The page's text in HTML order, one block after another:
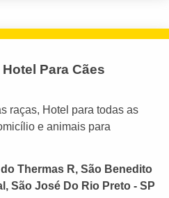
Para Cães
raças, Hotel para todas as
e animais para
Thermas R, São Benedito
São José Do Rio Preto - SP